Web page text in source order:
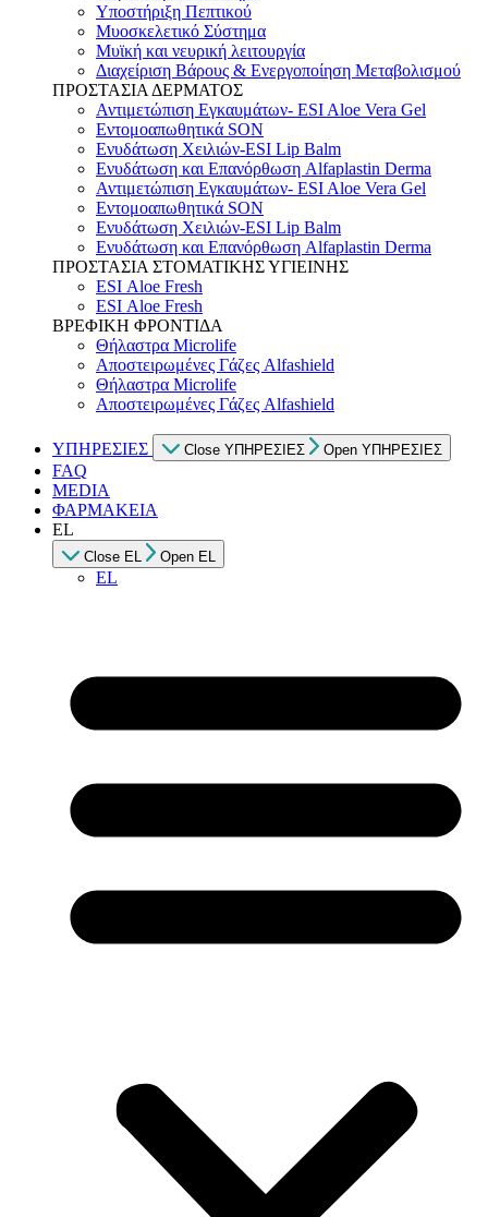
Υποστήριξη Πεπτικού
Μυοσκελετικό Σύστημα
Μυϊκή και νευρική λειτουργία
Διαχείριση Βάρους & Ενεργοποίηση Μεταβολισμού
ΠΡΟΣΤΑΣΙΑ ΔΕΡΜΑΤΟΣ
Αντιμετώπιση Εγκαυμάτων- ESI Aloe Vera Gel
Εντομοαπωθητικά SON
Ενυδάτωση Χειλιών-ESI Lip Balm
Ενυδάτωση και Επανόρθωση Alfaplastin Derma
Αντιμετώπιση Εγκαυμάτων- ESI Aloe Vera Gel
Εντομοαπωθητικά SON
Ενυδάτωση Χειλιών-ESI Lip Balm
Ενυδάτωση και Επανόρθωση Alfaplastin Derma
ΠΡΟΣΤΑΣΙΑ ΣΤΟΜΑΤΙΚΗΣ ΥΓΙΕΙΝΗΣ
ESI Αloe Fresh
ESI Αloe Fresh
ΒΡΕΦΙΚΗ ΦΡΟΝΤΙΔΑ
Θήλαστρα Microlife
Αποστειρωμένες Γάζες Alfashield
Θήλαστρα Microlife
Αποστειρωμένες Γάζες Alfashield
ΥΠΗΡΕΣΙΕΣ Close ΥΠΗΡΕΣΙΕΣ Open ΥΠΗΡΕΣΙΕΣ
FAQ
MEDIA
ΦΑΡΜΑΚΕΙΑ
EL
Close EL Open EL
EL